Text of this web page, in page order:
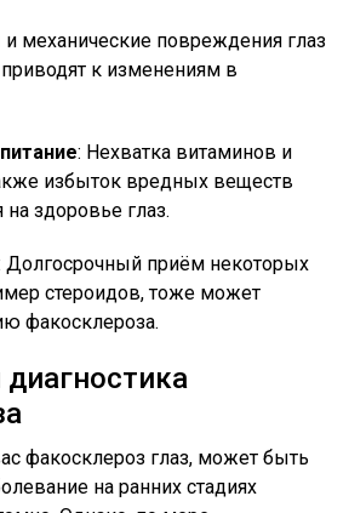
механические повреждения глаз
к изменениям в
: Нехватка витаминов и
избыток вредных веществ
на здоровье глаз.
Долгосрочный приём некоторых
стероидов, тоже может
факосклероза.
факосклероз глаз, может быть
на ранних стадиях